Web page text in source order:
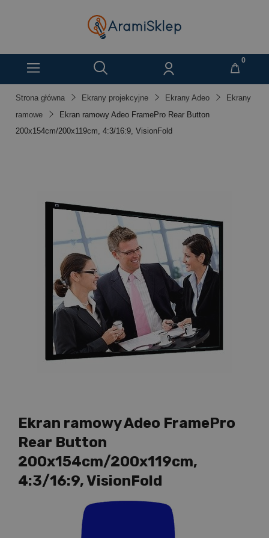
Strona główna Ekrany projekcyjne Ekrany Adeo
Ekrany
ramowe
Ekran ramowy Adeo FramePro Rear Button
200x154cm/200x119cm, 4:3/16:9, VisionFold
Ekran ramowy Adeo FramePro
Rear Button
200x154cm/200x119cm,
4:3/16:9, VisionFold